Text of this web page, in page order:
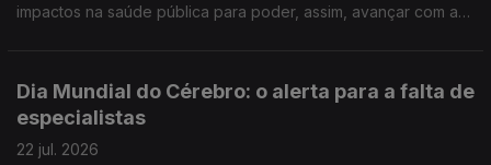
impactos na saúde pública para poder, assim, avançar com as
Dia Mundial do Cérebro: o alerta para a falta de
especialistas
22 jul. 2026